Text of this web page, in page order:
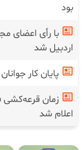
بود
با رأی اعضای
اردبیل شد
پایان کار
زمان قرعه‌کشی
اعلام شد